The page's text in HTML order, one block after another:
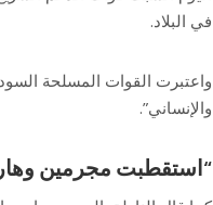
في البلاد.
واعتبرت القوات المسلحة
والإنساني”.
“استقطبت مجرمين